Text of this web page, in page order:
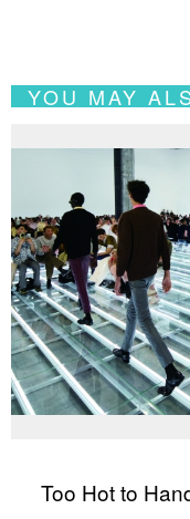
YOU MAY
Too Hot to